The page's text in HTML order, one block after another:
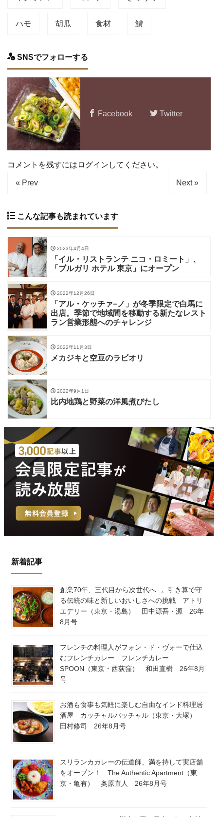
ハモ 胡瓜 食材 鱧
SNSでフォローする
Facebook Twitter
コメントを残すにはログインしてください。
« Prev Next »
こんな記事も読まれています
2023年4月4日
「イル・リストランテ ニコ・ロミート」、
「ブルガリ ホテル 東京」にオープン
2022年12月26日
「アル・ケッチァ−ノ」が冬季限定で白馬に
出店。季節で地域間を移動する新たなレスト
ラン営業形態へのチャレンジ
2022年11月3日
メカジキと空豆のラビオリ
2022年9月1日
比内地鶏と野菜の洋風煮びたし
新着記事
創業70年、三代目から次世代へ─。引き算で守
る伝統の味と新しいおいしさへの挑戦 アトリ
エデリー（東京・湯島） 田中源吾・源 26年
8月号
フレンチの料理人がフォン・ド・ヴォーで仕込
むフレンチカレー フレンチカレー
SPOON（東京・西荻窪） 和田直樹 26年8月
号
お酒も食事も気軽に楽しむ自由なインド料理居
酒屋 カッチャルバッチャル（東京・大塚）
田村修司 26年8月号
スリランカカレーの伝道師、満を持して実店舗
をオープン！ The Authentic Apartment（東
京・亀有） 奥原直人 26年8月号